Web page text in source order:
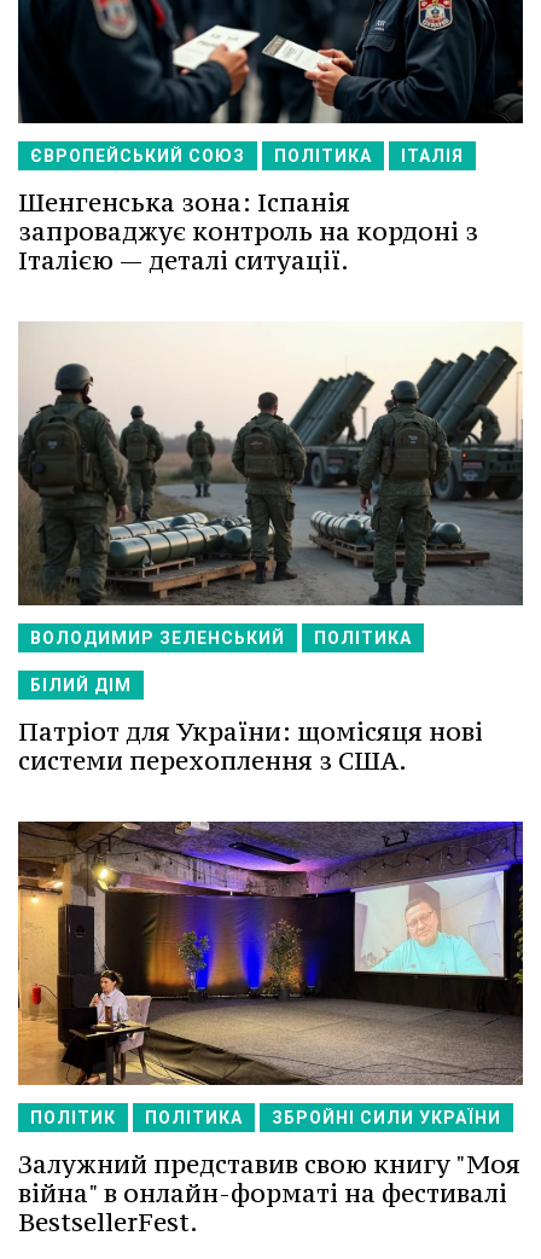
ЄВРОПЕЙСЬКИЙ СОЮЗ ПОЛІТИКА ІТАЛІЯ
Шенгенська зона: Іспанія
запроваджує контроль на кордоні з
Італією — деталі ситуації.
ВОЛОДИМИР ЗЕЛЕНСЬКИЙ ПОЛІТИКА
БІЛИЙ ДІМ
Патріот для України: щомісяця нові
системи перехоплення з США.
ПОЛІТИК ПОЛІТИКА ЗБРОЙНІ СИЛИ УКРАЇНИ
Залужний представив свою книгу "Моя
війна" в онлайн-форматі на фестивалі
BestsellerFest.